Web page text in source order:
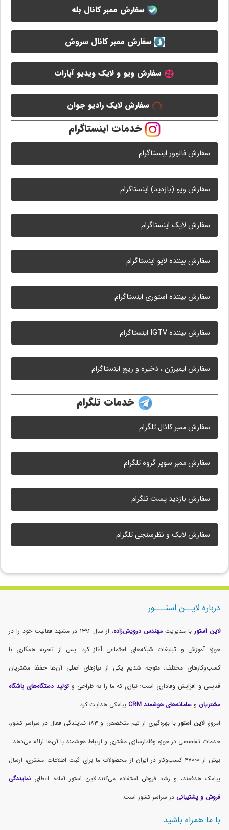
سفارش ممبر کانال بله
سفارش ممبر کانال سروش
سفارش ویو و لایک ویدیو آپارات
سفارش لایک رادیو جوان
خدمات اینستاگرام
سفارش فالوور اینستاگرام
سفارش ویو (بازدید) اینستاگرام
سفارش لایک اینستاگرام
سفارش بیننده لایو اینستاگرام
سفارش بیننده استوری اینستاگرام
سفارش بیننده IGTV اینستاگرام
سفارش ایمپرژن ، ذخیره و ریچ اینستاگرام
خدمات تلگرام
سفارش ممبر کانال تلگرام
سفارش ممبر سوپر گروه تلگرام
سفارش بازدید پست تلگرام
سفارش لایک و نظرسنجی تلگرام